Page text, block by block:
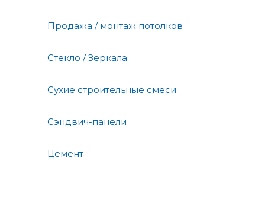
Продажа / монтаж потолков
Стекло / Зеркала
Сухие строительные смеси
Сэндвич-панели
Цемент